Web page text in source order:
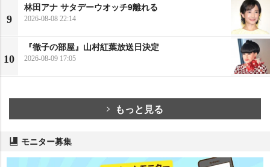
9
林田アナ サタデーウオッチ9離れる
2026-08-08 22:14
10
『徹子の部屋』山村紅葉放送日決定
2026-08-09 17:05
もっと見る
モニター募集